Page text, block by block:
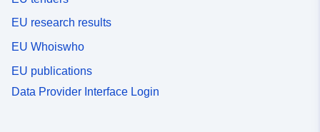
EU research results
EU Whoiswho
EU publications
Data Provider Interface Login